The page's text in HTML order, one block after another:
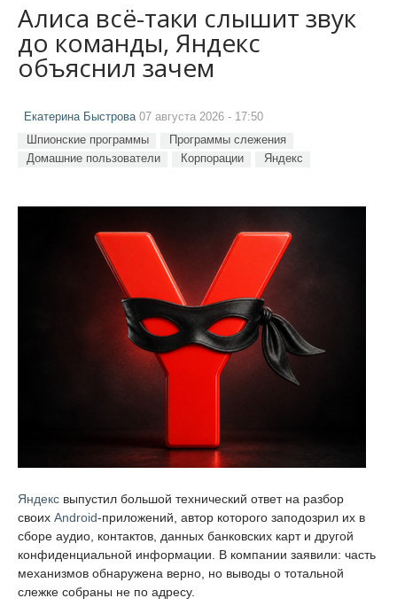
Алиса всё-таки слышит звук
до команды, Яндекс
объяснил зачем
Екатерина Быстрова07 августа 2026 - 17:50
Шпионские программы
Программы слежения
Домашние пользователи
Корпорации Яндекс
Яндекс выпустил большой технический ответ на разбор
своих Android-приложений, автор которого заподозрил их в
сборе аудио, контактов, данных банковских карт и другой
конфиденциальной информации. В компании заявили: часть
механизмов обнаружена верно, но выводы о тотальной
слежке собраны не по адресу.